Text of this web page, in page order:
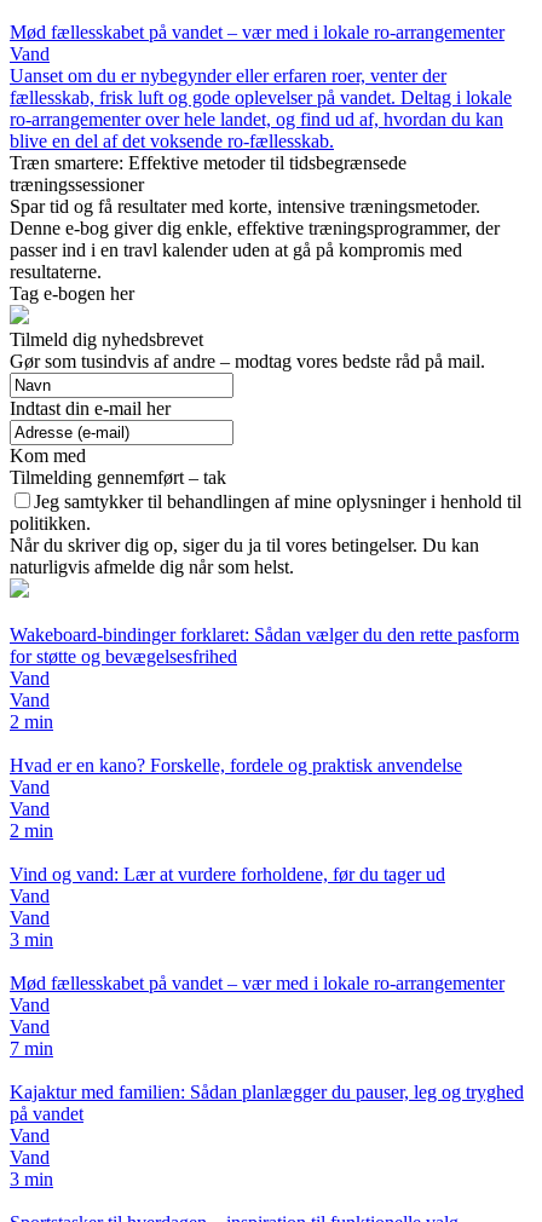
Mød fællesskabet på vandet – vær med i lokale ro-arrangementer
Vand
Uanset om du er nybegynder eller erfaren roer, venter der
fællesskab, frisk luft og gode oplevelser på vandet. Deltag i lokale
ro-arrangementer over hele landet, og find ud af, hvordan du kan
blive en del af det voksende ro-fællesskab.
Træn smartere: Effektive metoder til tidsbegrænsede
træningssessioner
Spar tid og få resultater med korte, intensive træningsmetoder.
Denne e-bog giver dig enkle, effektive træningsprogrammer, der
passer ind i en travl kalender uden at gå på kompromis med
resultaterne.
Tag e-bogen her
Tilmeld dig nyhedsbrevet
Gør som tusindvis af andre – modtag vores bedste råd på mail.
Indtast din e-mail her
Kom med
Tilmelding gennemført – tak
Jeg samtykker til behandlingen af mine oplysninger i henhold til
politikken.
Når du skriver dig op, siger du ja til vores betingelser. Du kan
naturligvis afmelde dig når som helst.
Wakeboard-bindinger forklaret: Sådan vælger du den rette pasform
for støtte og bevægelsesfrihed
Vand
Vand
2 min
Hvad er en kano? Forskelle, fordele og praktisk anvendelse
Vand
Vand
2 min
Vind og vand: Lær at vurdere forholdene, før du tager ud
Vand
Vand
3 min
Mød fællesskabet på vandet – vær med i lokale ro-arrangementer
Vand
Vand
7 min
Kajaktur med familien: Sådan planlægger du pauser, leg og tryghed
på vandet
Vand
Vand
3 min